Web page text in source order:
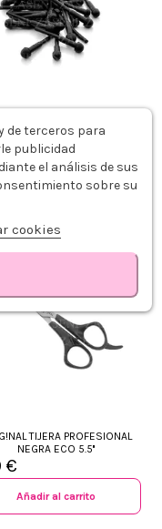
SILENCIADOR TIJERAS
NEGRO 1UD
€
TIJERA PROFESIONAL
NEGRA ECO 5.5''
€
Añadir al carrito
de terceros para
publicidad
el análisis de sus
sobre su
cookies